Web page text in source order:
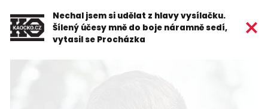
Nechal jsem si udělat z hlavy vysílačku.
Šílený účesy mně do boje náramně sedí,
vytasil se Procházka